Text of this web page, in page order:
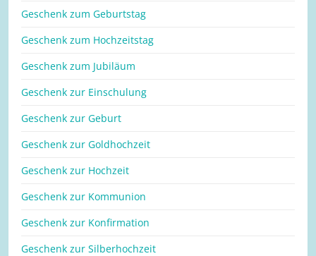
Geschenk zum Geburtstag
Geschenk zum Hochzeitstag
Geschenk zum Jubiläum
Geschenk zur Einschulung
Geschenk zur Geburt
Geschenk zur Goldhochzeit
Geschenk zur Hochzeit
Geschenk zur Kommunion
Geschenk zur Konfirmation
Geschenk zur Silberhochzeit